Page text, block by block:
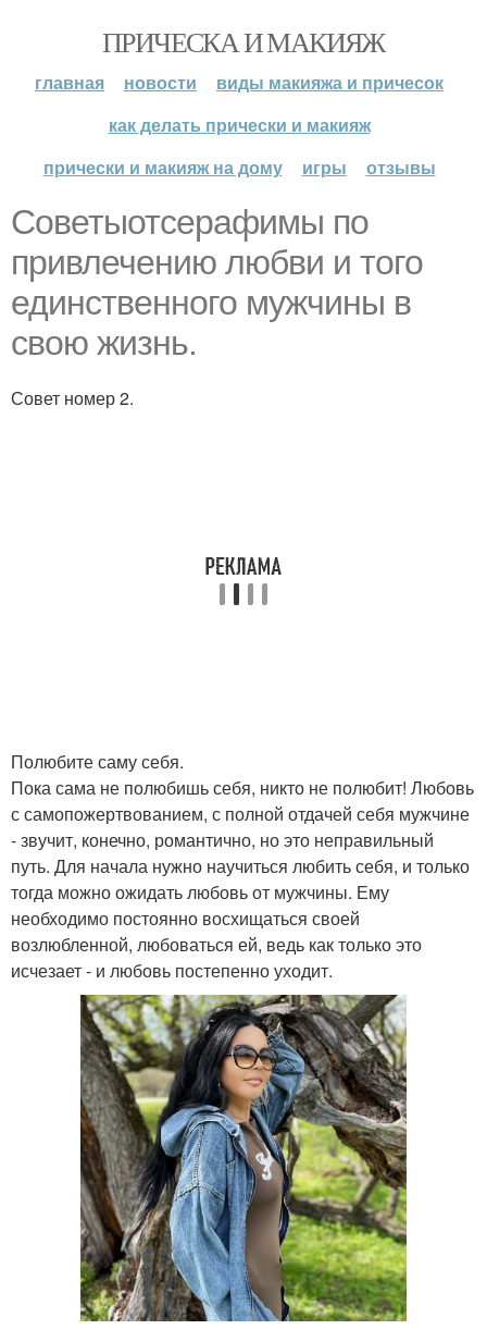
ПРИЧЕСКА И МАКИЯЖ
главная новости
виды макияжа и причесок
как делать прически и макияж
прически и макияж на дому
игры отзывы
Советыотсерафимы по
привлечению любви и того
единственного мужчины в
свою жизнь.
Совет номер 2.
Полюбите саму себя.
Пока сама не полюбишь себя, никто не полюбит! Любовь
с самопожертвованием, с полной отдачей себя мужчине
- звучит, конечно, романтично, но это неправильный
путь. Для начала нужно научиться любить себя, и только
тогда можно ожидать любовь от мужчины. Ему
необходимо постоянно восхищаться своей
возлюбленной, любоваться ей, ведь как только это
исчезает - и любовь постепенно уходит.